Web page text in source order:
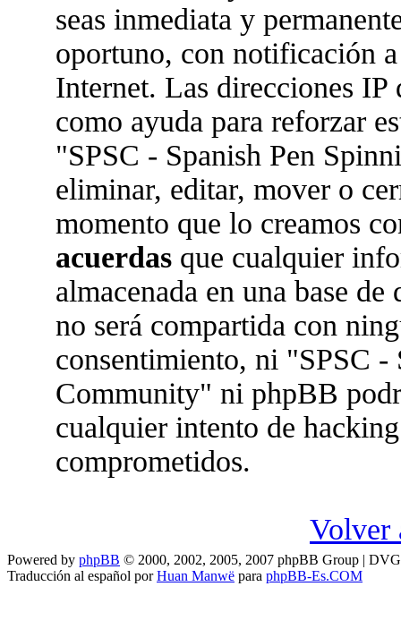
seas inmediata y
oportuno, con notificación
Internet. Las direcciones IP
como ayuda para reforzar
"SPSC - Spanish Pen
eliminar, editar, mover o
momento que lo creamos
acuerdas que cualquier
almacenada en una base
no será compartida con
consentimiento, ni "SPSC -
Community" ni phpBB
cualquier intento de
comprometidos.
Volver
Powered by phpBB © 2000, 2002, 2005, 2007 phpBB Group |
Traducción al español porHuan Manwë para phpBB-Es.COM